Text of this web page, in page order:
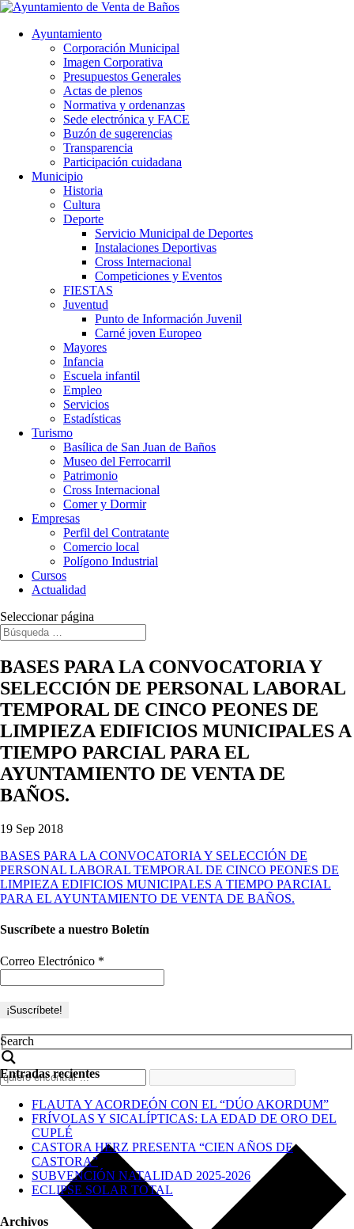
Ayuntamiento
Corporación Municipal
Imagen Corporativa
Presupuestos Generales
Actas de plenos
Normativa y ordenanzas
Sede electrónica y FACE
Buzón de sugerencias
Transparencia
Participación cuidadana
Municipio
Historia
Cultura
Deporte
Servicio Municipal de Deportes
Instalaciones Deportivas
Cross Internacional
Competiciones y Eventos
FIESTAS
Juventud
Punto de Información Juvenil
Carné joven Europeo
Mayores
Infancia
Escuela infantil
Empleo
Servicios
Estadísticas
Turismo
Basílica de San Juan de Baños
Museo del Ferrocarril
Patrimonio
Cross Internacional
Comer y Dormir
Empresas
Perfil del Contratante
Comercio local
Polígono Industrial
Cursos
Actualidad
Seleccionar página
BASES PARA LA CONVOCATORIA Y
SELECCIÓN DE PERSONAL LABORAL
TEMPORAL DE CINCO PEONES DE
LIMPIEZA EDIFICIOS MUNICIPALES A
TIEMPO PARCIAL PARA EL
AYUNTAMIENTO DE VENTA DE
BAÑOS.
19 Sep 2018
BASES PARA LA CONVOCATORIA Y SELECCIÓN DE
PERSONAL LABORAL TEMPORAL DE CINCO PEONES DE
LIMPIEZA EDIFICIOS MUNICIPALES A TIEMPO PARCIAL
PARA EL AYUNTAMIENTO DE VENTA DE BAÑOS.
Suscríbete a nuestro Boletín
Correo Electrónico *
Search
Entradas recientes
FLAUTA Y ACORDEÓN CON EL “DÚO AKORDUM”
FRÍVOLAS Y SICALÍPTICAS: LA EDAD DE ORO DEL
CUPLÉ
CASTORA HERZ PRESENTA “CIEN AÑOS DE
CASTORA”
SUBVENCIÓN NATALIDAD 2025-2026
ECLIPSE SOLAR TOTAL
Archivos